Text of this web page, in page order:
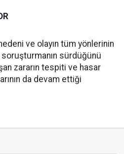
ve olayın tüm yönlerinin
soruşturmanın sürdüğünü
zararın tespiti ve hasar
da devam ettiği